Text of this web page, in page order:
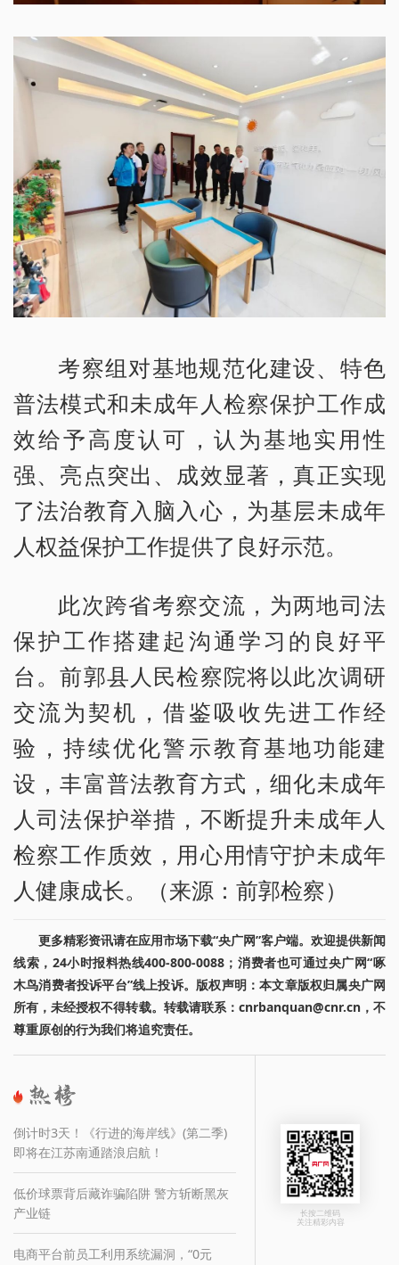
考察组对基地规范化建设、特色
普法模式和未成年人检察保护工作成
效给予高度认可，认为基地实用性
强、亮点突出、成效显著，真正实现
了法治教育入脑入心，为基层未成年
人权益保护工作提供了良好示范。
此次跨省考察交流，为两地司法
保护工作搭建起沟通学习的良好平
台。前郭县人民检察院将以此次调研
交流为契机，借鉴吸收先进工作经
验，持续优化警示教育基地功能建
设，丰富普法教育方式，细化未成年
人司法保护举措，不断提升未成年人
检察工作质效，用心用情守护未成年
人健康成长。（来源：前郭检察）
更多精彩资讯请在应用市场下载“央广网”客户端。欢迎提供新闻
线索，24小时报料热线400-800-0088；消费者也可通过央广网“啄
木鸟消费者投诉平台”线上投诉。版权声明：本文章版权归属央广网
所有，未经授权不得转载。转载请联系：cnrbanquan@cnr.cn，不
尊重原创的行为我们将追究责任。
倒计时3天！《行进的海岸线》(第二季)
即将在江苏南通踏浪启航！
低价球票背后藏诈骗陷阱 警方斩断黑灰
产业链
电商平台前员工利用系统漏洞，“0元
长按二维码
关注精彩内容